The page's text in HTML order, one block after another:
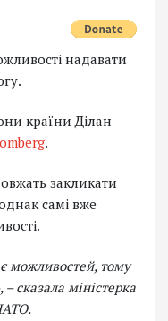
надавати
країни Ділан
.
закликати
самі вже
можливостей, тому
, – сказала міністерка